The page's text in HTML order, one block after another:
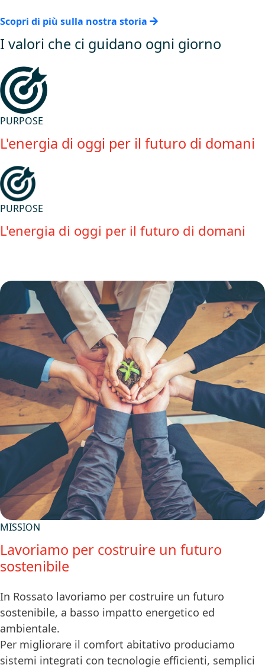
Scopri di più sulla nostra storia
I valori che ci guidano ogni giorno
PURPOSE
L'energia di oggi per il futuro di domani
PURPOSE
L'energia di oggi per il futuro di domani
MISSION
Lavoriamo per costruire un futuro
sostenibile
In Rossato lavoriamo per costruire un futuro
sostenibile, a basso impatto energetico ed
ambientale.
Per migliorare il comfort abitativo produciamo
sistemi integrati con tecnologie efficienti, semplici